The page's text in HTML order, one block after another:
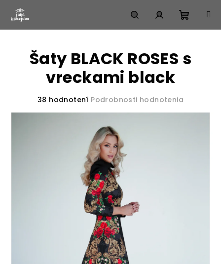
obsah
HľadaťPrihlásenie
košík
Šaty BLACK ROSES s
vreckami black
Priemerné
38 hodnotení Podrobnosti hodnotenia